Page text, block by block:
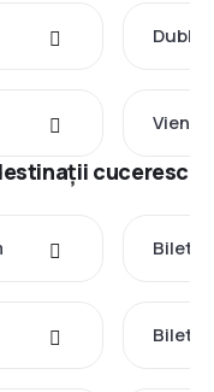
Viena
cuceresc
Bilete
Bilete